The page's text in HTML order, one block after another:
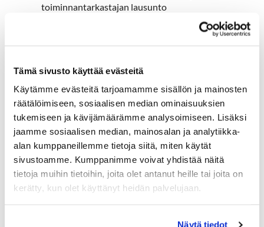
Tämä sivusto käyttää evästeitä
Käytämme evästeitä tarjoamamme sisällön ja mainosten
räätälöimiseen, sosiaalisen median ominaisuuksien
tukemiseen ja kävijämäärämme analysoimiseen. Lisäksi
jaamme sosiaalisen median, mainosalan ja analytiikka-
alan kumppaneillemme tietoja siitä, miten käytät
sivustoamme. Kumppanimme voivat yhdistää näitä
tietoja muihin tietoihin, joita olet antanut heille tai joita on
kerätty, kun olet käyttänyt heidän palvelujaan.
Näytä tiedot
toiminnantarkastajan lausunto
päätetään tilinpäätöksen vahvistamisesta ja
vastuuvapauden myöntämisestä hallitukselle ja
vahvistetaan toimintasuunnitelma, tulo- ja
menoarvio sekä liittymis- ja jäsenmaksujen
päätetään hallituksen lukumäärästä ja valitaan
hallituksen puheenjohtaja ja muut jäsenet
valitaan toiminnantarkastaja
Tervetuloa!